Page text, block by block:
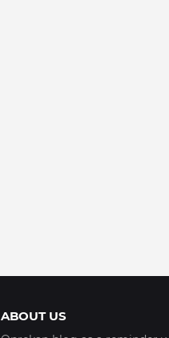
ABOUT US